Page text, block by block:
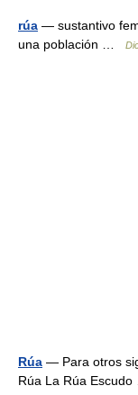
rúa — sustantivo
una población …
Rúa — Para otros
Rúa La Rúa